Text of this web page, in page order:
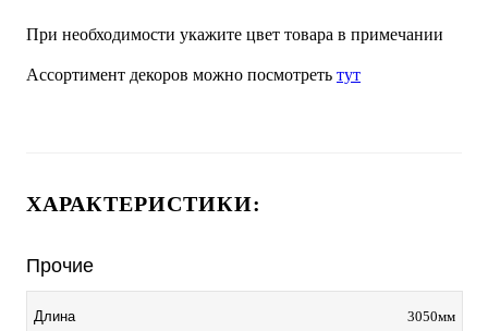
При необходимости укажите цвет товара в примечании
Ассортимент декоров можно посмотреть тут
ХАРАКТЕРИСТИКИ:
Прочие
Длина 3050мм